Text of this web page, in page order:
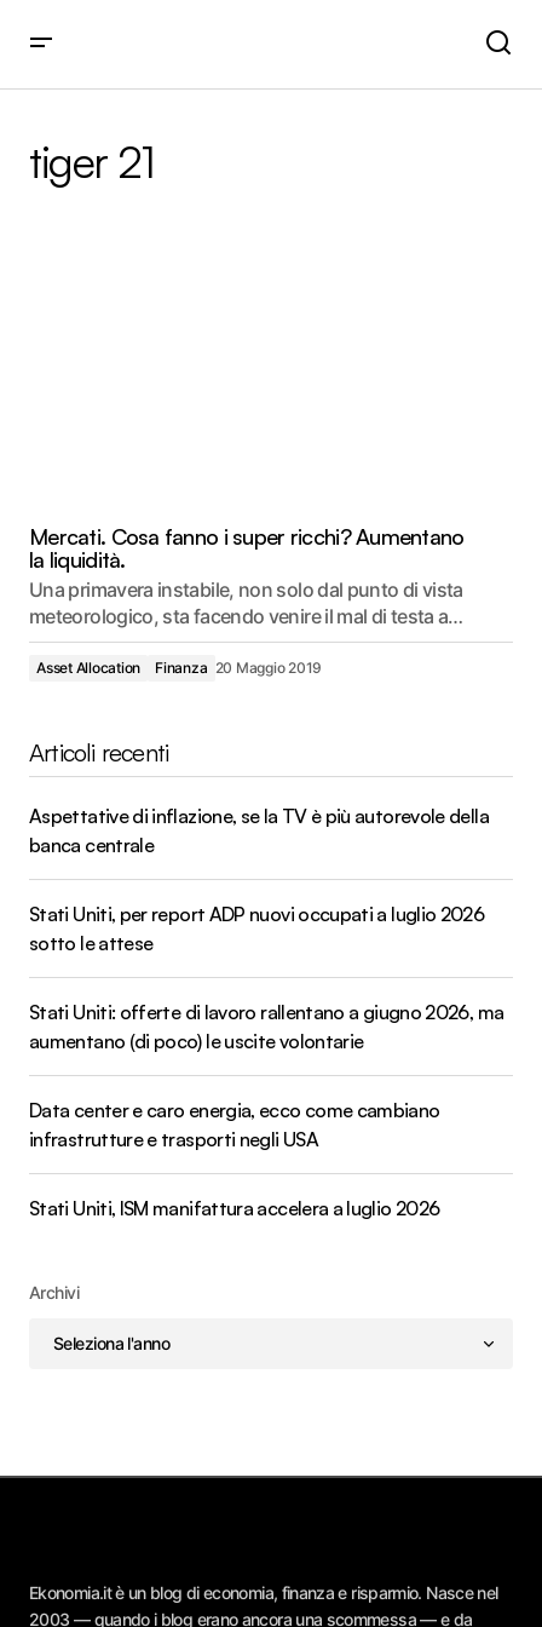
tiger 21
Mercati. Cosa fanno i super ricchi? Aumentano
la liquidità.
Una primavera instabile, non solo dal punto di vista
meteorologico, sta facendo venire il mal di testa a…
Asset Allocation Finanza 20 Maggio 2019
Articoli recenti
Aspettative di inflazione, se la TV è più autorevole della
banca centrale
Stati Uniti, per report ADP nuovi occupati a luglio 2026
sotto le attese
Stati Uniti: offerte di lavoro rallentano a giugno 2026, ma
aumentano (di poco) le uscite volontarie
Data center e caro energia, ecco come cambiano
infrastrutture e trasporti negli USA
Stati Uniti, ISM manifattura accelera a luglio 2026
Archivi
Ekonomia.it è un blog di economia, finanza e risparmio. Nasce nel
2003 — quando i blog erano ancora una scommessa — e da